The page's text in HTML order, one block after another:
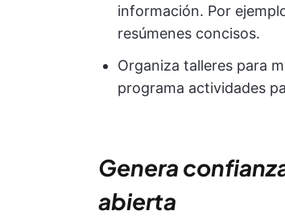
información. Por
resúmenes concisos.
Organiza talleres para
programa actividades
Genera
abierta